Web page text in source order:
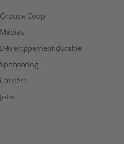
Groupe Coop
Médias
Développement durable
Sponsoring
Carrière
Jobs